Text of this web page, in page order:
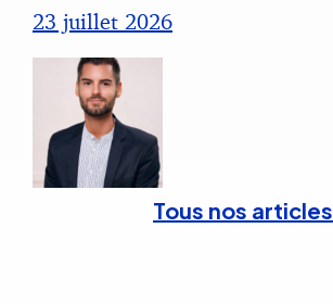
23 juillet 2026
Tous nos articles